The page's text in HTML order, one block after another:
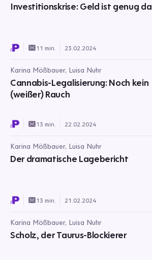
Investitionskrise: Geld ist genug da
11 min. 23.02.2024
Karina Mößbauer, Luisa Nuhr
Cannabis-Legalisierung: Noch kein
(weißer) Rauch
13 min. 22.02.2024
Karina Mößbauer, Luisa Nuhr
Der dramatische Lagebericht
13 min. 21.02.2024
Karina Mößbauer, Luisa Nuhr
Scholz, der Taurus-Blockierer